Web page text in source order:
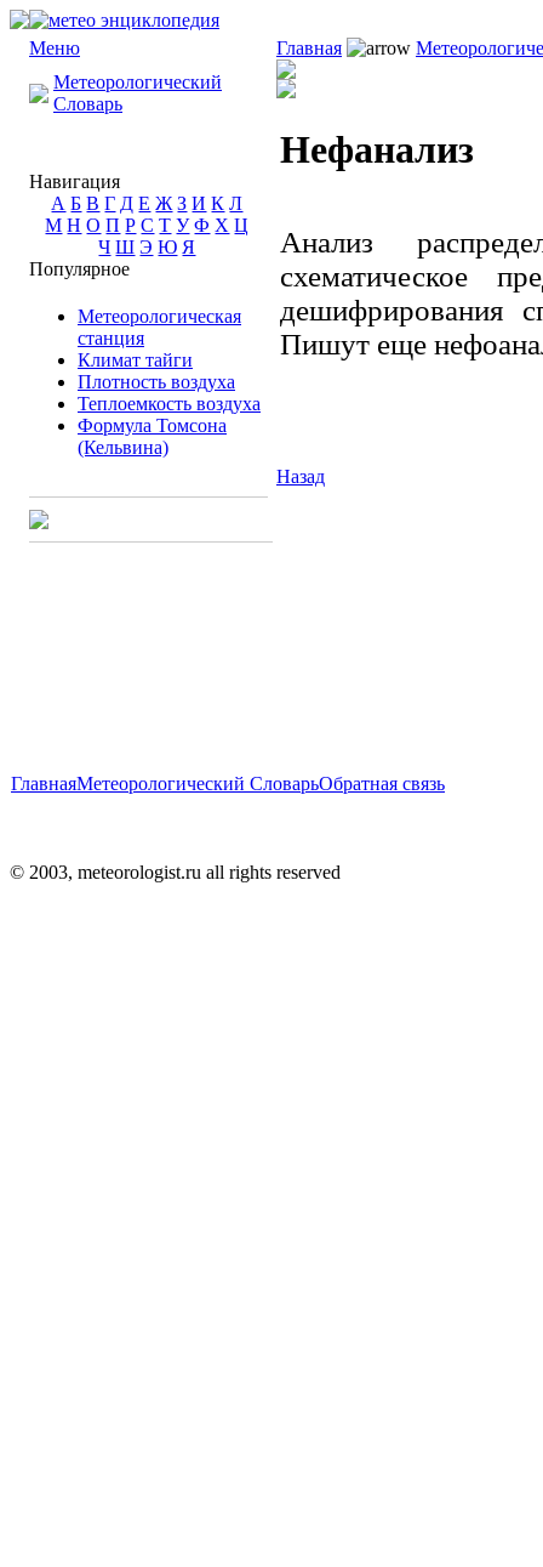
Меню
Метеорологический
Словарь
Навигация
А Б В Г Д Е Ж З И К Л
М Н О П Р С Т У Ф Х Ц
Ч Ш Э Ю Я
Популярное
Метеорологическая
станция
Климат тайги
Плотность воздуха
Теплоемкость воздуха
Формула Томсона
(Кельвина)
Главная
Нефанализ
Анализ
схематическое
дешифрирования
Пишут еще
Назад
ГлавнаяМетеорологический СловарьОбратная связь
© 2003, meteorologist.ru all rights reserved